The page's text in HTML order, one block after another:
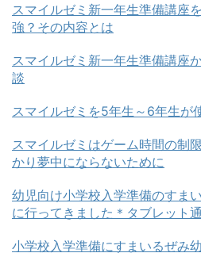
スマイルゼミ新一年生準備講座
強？その内容とは
スマイルゼミ新一年生準備講座
談
スマイルゼミを5年生～6年生が
スマイルゼミはゲーム時間の制
かり夢中にならないために
幼児向け小学校入学準備のすま
に行ってきました＊タブレット
小学校入学準備にすまいるぜみ